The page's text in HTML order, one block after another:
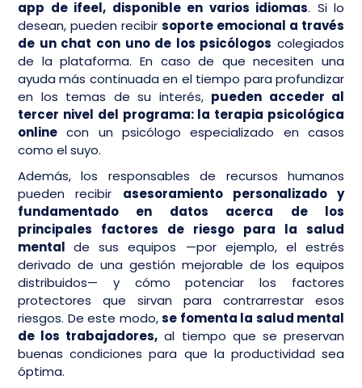
app de ifeel, disponible en varios idiomas. Si lo
desean, pueden recibir soporte emocional a través
de un chat con uno de los psicólogos colegiados
de la plataforma. En caso de que necesiten una
ayuda más continuada en el tiempo para profundizar
en los temas de su interés, pueden acceder al
tercer nivel del programa: la terapia psicológica
online con un psicólogo especializado en casos
como el suyo.
Además, los responsables de recursos humanos
pueden recibir asesoramiento personalizado y
fundamentado en datos acerca de los
principales factores de riesgo para la salud
mentalde sus equipos —por ejemplo, el estrés
derivado de una gestión mejorable de los equipos
distribuidos— y cómo potenciar los factores
protectores que sirvan para contrarrestar esos
riesgos. De este modo,se fomenta la salud mental
de los trabajadores, al tiempo que se preservan
buenas condiciones para que la productividad sea
óptima.